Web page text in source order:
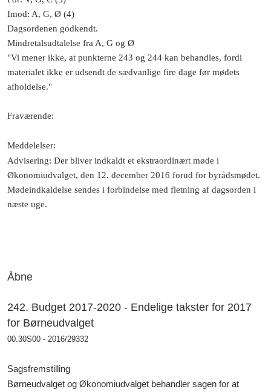
Imod: A, G, Ø (4)
Dagsordenen godkendt.
Mindretalsudtalelse fra A, G og Ø
"Vi mener ikke, at punkterne 243 og 244 kan behandles, fordi
materialet ikke er udsendt de sædvanlige fire dage før mødets
afholdelse."
Fraværende:
Meddelelser:
Advisering: Der bliver indkaldt et ekstraordinært møde i
Økonomiudvalget, den 12. december 2016 forud for byrådsmødet.
Mødeindkaldelse sendes i forbindelse med fletning af dagsorden i
næste uge.
Åbne
242. Budget 2017-2020 - Endelige takster for 2017
for Børneudvalget
00.30S00 - 2016/29332
Sagsfremstilling
Børneudvalget og Økonomiudvalget behandler sagen for at